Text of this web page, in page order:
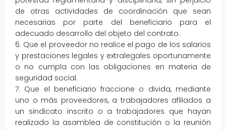
de otras actividades de coordinación que sean
necesarias por parte del beneficiario para el
adecuado desarrollo del objeto del contrato.
6. Que el proveedor no realice el pago de los salarios
y prestaciones legales y extralegales oportunamente
o no cumpla con las obligaciones en materia de
seguridad social.
7. Que el beneficiario fraccione o divida, mediante
uno o más proveedores, a trabajadores afiliados a
un sindicato inscrito o a trabajadores que hayan
realizado la asamblea de constitución o la reunión